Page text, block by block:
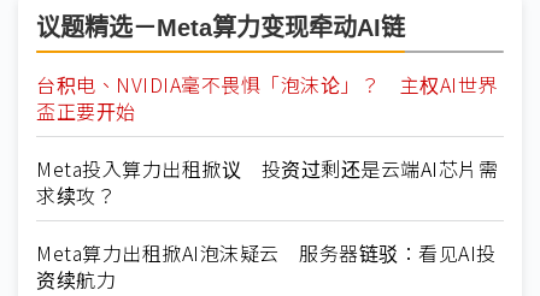
议题精选－Meta算力变现牵动AI链
台积电、NVIDIA毫不畏惧「泡沫论」？ 主权AI世界
盃正要开始
Meta投入算力出租掀议 投资过剩还是云端AI芯片需
求续攻？
Meta算力出租掀AI泡沫疑云 服务器链驳：看见AI投
资续航力